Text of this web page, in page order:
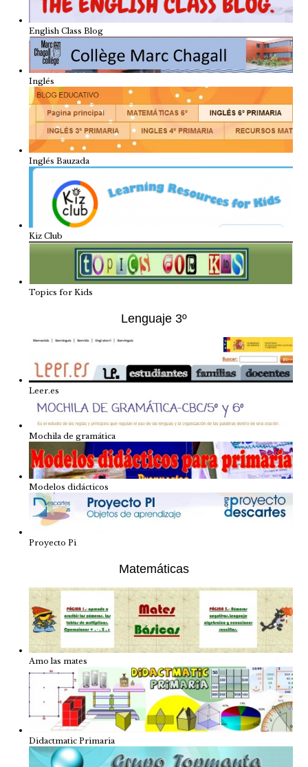
English Class Blog
Inglés
Inglés Bauzada
Kiz Club
Topics for Kids
Lenguaje 3º
Leer.es
Mochila de gramática
Modelos didácticos
Proyecto Pi
Matemáticas
Amo las mates
Didactmatic Primaria